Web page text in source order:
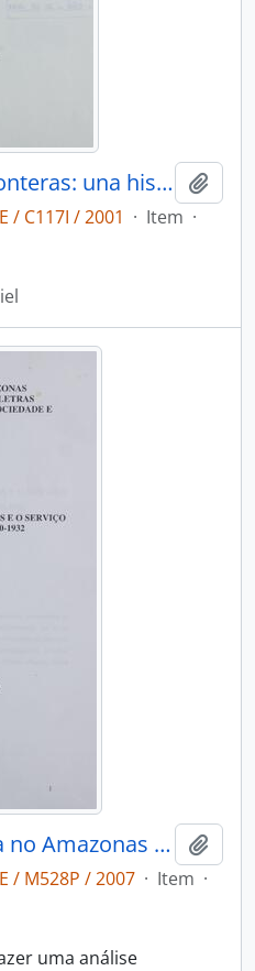
Índios misiones y fronteras: una historia de las misiones católicas en el Vaupés 1850-1950
/ C117I / 2001 · Item ·
A política indigenista no Amazonas e o Serviço de Proteção aos Índios 1910-1932
/ M528P / 2007 · Item ·
uma análise